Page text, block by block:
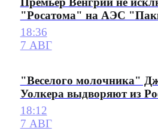
"Росатома" на АЭС
18:36
7 АВГ
"Веселого молочника"
Уолкера выдворяют из
18:12
7 АВГ